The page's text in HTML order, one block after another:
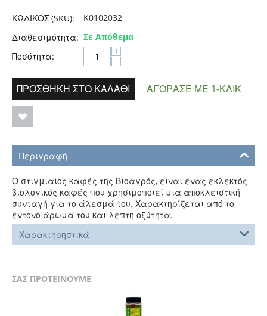
ΚΩΔΙΚΟΣ (SKU):
K0102032
Διαθεσιμότητα: Σε Απόθεμα
Ποσότητα:
+
−
ΠΡΟΣΘΉΚΗ ΣΤΟ ΚΑΛΆΘΙ ΑΓΌΡΑΣΕ ΜΕ 1-ΚΛΙΚ
Περιγραφή
Ο στιγμιαίος καφές της Βιοαγρός, είναι ένας εκλεκτός
βιολογικός καφές που χρησιμοποιεί μια αποκλειστική
συνταγή για το άλεσμά του. Χαρακτηρίζεται από το
έντονο άρωμά του και λεπτή οξύτητα.
Χαρακτηρηστικά
ΣΑΣ ΠΡΟΤΕΙΝΟΥΜΕ